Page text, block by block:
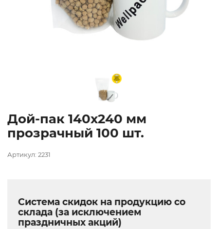
Дой-пак 140х240 мм
прозрачный 100 шт.
Артикул: 2231
Система скидок на продукцию со
склада (за исключением
праздничных акций)